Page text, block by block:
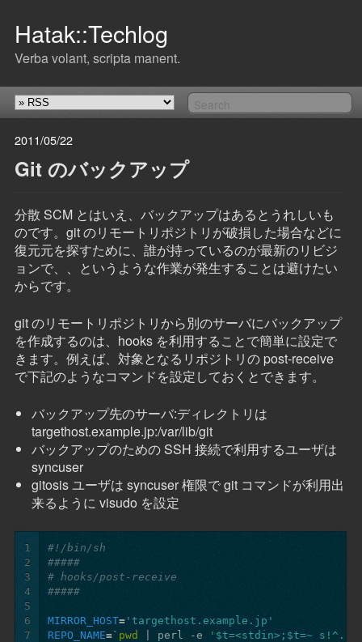
Hatak::Techlog
Verba volant, scripta manent.
Git のバックアップ
2011/05/22
分散 SCM とはいえ、バックアップはあるとうれしいも
のです。git のリモートリポジトリが破損した場合などに
復元元を探すために、誰が持っているのが最新のリビジ
ョンで、、というような作業が発生することは避けたい
からです。
git のリモートリポジトリから別のサーバにバックアップ
を作成するのは、hooks を利用することで簡単に設定で
きます。例えば、対象となるリポジトリの post-receive
で下記のようなコマンドを設定しておくとできます。
バックアップ先のサーバ:ディレクトリは
targethost.example.jp:/var/lib/git
バックアップのための SSH 接続で利用するユーザは
syncuser
gitosis ユーザは syncuser 権限で git コマンドが利用出
来るように visudo を設定
1
2
3
4
5
6
7
#!/bin/sh
#####
# hooks/post-receive
#####
MIRROR_HOST= 'targethost.example.jp'
REPO_NAME=` pwd | perl -e
'$t=<stdin>;$t=~